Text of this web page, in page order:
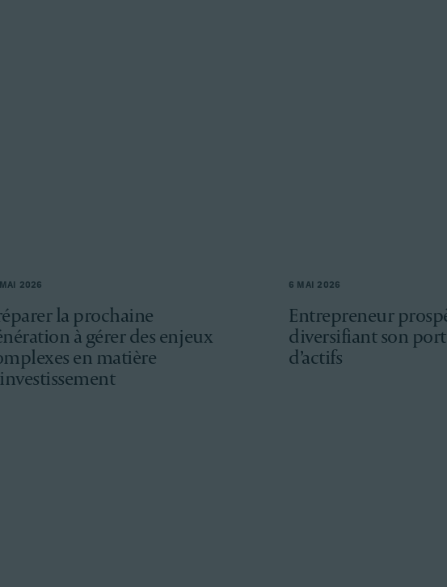
2026
la prochaine
à gérer des enjeux
en matière
6 MAI 2026
Entrepreneur
diversifiant son
d’actifs